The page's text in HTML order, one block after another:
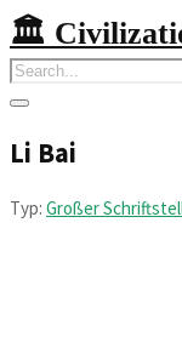
🏛️
Li Bai
Typ: Großer